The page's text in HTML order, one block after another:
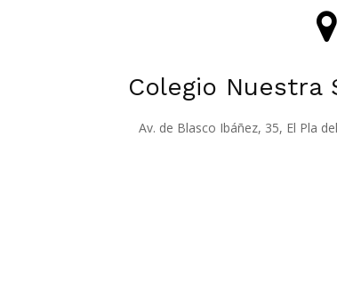
Colegio Nuestra
Av. de Blasco Ibáñez, 35, El Pla